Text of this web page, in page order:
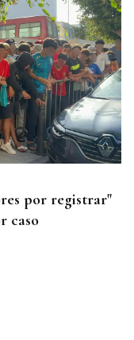
por registrar"
caso